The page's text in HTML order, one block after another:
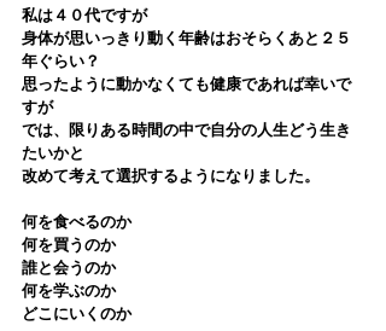
私は４０代ですが
身体が思いっきり動く年齢はおそらくあと２５
年ぐらい？
思ったように動かなくても健康であれば幸いで
すが
では、限りある時間の中で自分の人生どう生き
たいかと
改めて考えて選択するようになりました。
何を食べるのか
何を買うのか
誰と会うのか
何を学ぶのか
どこにいくのか